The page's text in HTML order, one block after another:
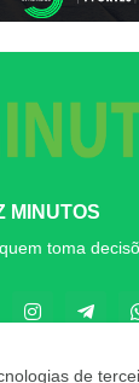
MINUTOS
toma
de